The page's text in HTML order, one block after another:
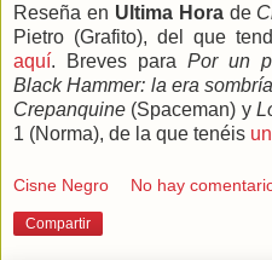
Reseña en Ultima Horade
Pietro (Grafito), del que
aquí. Breves para Por un
Black Hammer: la era
Crepanquine (Spaceman) y
1 (Norma), de la que tenéis
Cisne Negro No hay
Compartir